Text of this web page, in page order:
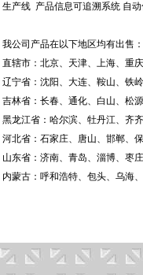
生产线 产品信息可追溯系统 自
我公司产品在以下地区均有出售：
直辖市：北京、天津、上海、重庆
辽宁省：沈阳、大连、鞍山、铁
吉林省：长春、通化、白山、松
黑龙江省：哈尔滨、牡丹江、齐
河北省：石家庄、唐山、邯郸、
山东省：济南、青岛、淄博、枣
内蒙古：呼和浩特、包头、乌海